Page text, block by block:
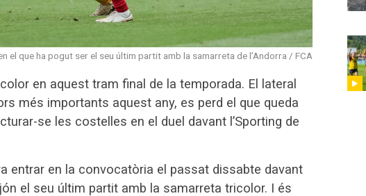
el que ha pogut ser el seu últim partit amb la samarreta de l’Andorra / FCA
en aquest tram final de la temporada. El lateral
més importants aquest any, es perd el que queda
se les costelles en el duel davant l’Sporting de
entrar en la convocatòria el passat dissabte davant
el seu últim partit amb la samarreta tricolor. I és